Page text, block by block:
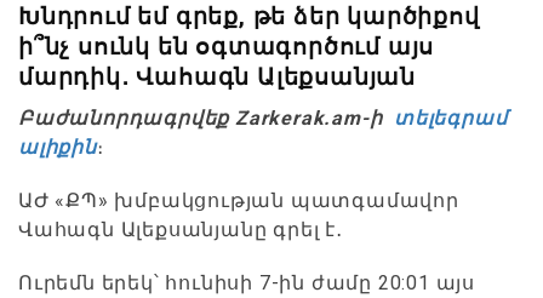
Խնդրում եմ գրեք, թե ձեր կարծիքով
ի՞նչ սունկ են օգտագործում այս
մարդիկ․ Վահագն Ալեքսանյան
Բաժանորդագրվեք Zarkerak.am-ի տելեգրամ
ալիքին։
ԱԺ «ՔՊ» խմբակցության պատգամավոր
Վահագն Ալեքսանյանը գրել է․
Ուրեմն երեկ՝ հունիսի 7-ին ժամը 20:01 այս